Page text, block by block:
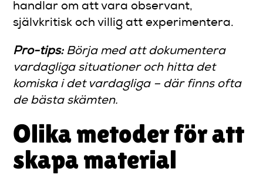
handlar om att vara observant,
självkritisk och villig att experimentera.
Pro-tips: Börja med att dokumentera
vardagliga situationer och hitta det
komiska i det vardagliga – där finns ofta
de bästa skämten.
Olika metoder för att
skapa material